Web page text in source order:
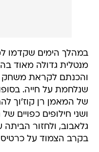
במהלך הימים שקדמו
מנטלית גדולה מאוד
והכנתם לקראת משחק
שנלחמת על חייה.
של המאמן רן קוז'וך
ושני חילופים כפויים
גלאבוב, ולחזור
בקרב הצמוד על כרטיס